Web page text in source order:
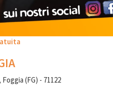
(FG) - 71122